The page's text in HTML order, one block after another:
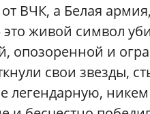
ВЧК, а Белая
живой символ
опозоренной и
свои звезды,
легендарную,